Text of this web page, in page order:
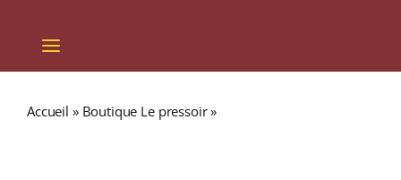
Toggle
Navigation
Accueil » Boutique Le pressoir»